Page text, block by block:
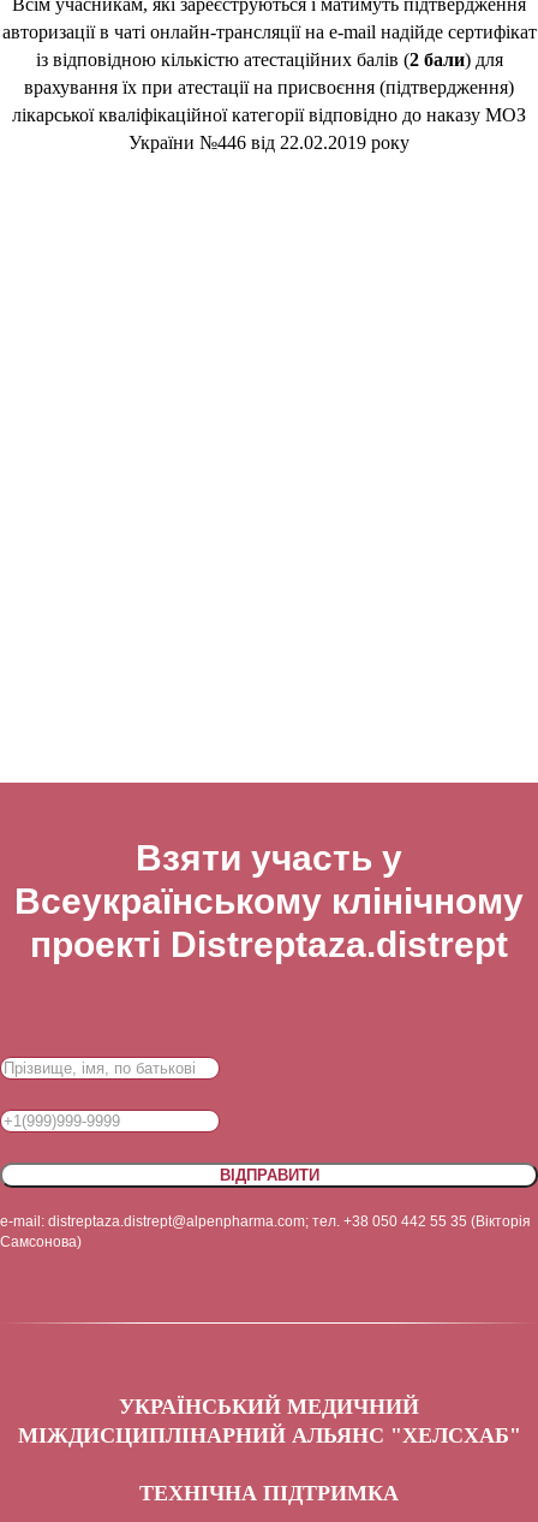
Всім учасникам, які зареєструються і матимуть підтвердження
авторизації в чаті онлайн-трансляції на e-mail надійде сертифікат
із відповідною кількістю атестаційних балів (2 бали) для
врахування їх при атестації на присвоєння (підтвердження)
лікарської кваліфікаційної категорії відповідно до наказу МОЗ
України №446 від 22.02.2019 року
Взяти участь у
Всеукраїнському клінічному
проекті Distreptaza.distrept
ВІДПРАВИТИ
e-mail: distreptaza.distrept@alpenpharma.com; тел. +38 050 442 55 35 (Вікторія
Самсонова)
УКРАЇНСЬКИЙ МЕДИЧНИЙ
МІЖДИСЦИПЛІНАРНИЙ АЛЬЯНС "ХЕЛСХАБ"
ТЕХНІЧНА ПІДТРИМКА